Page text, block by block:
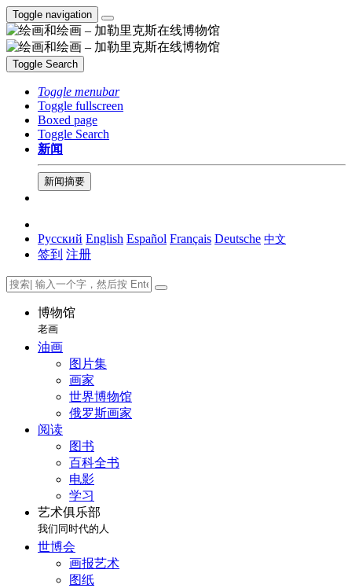
Toggle navigation
Toggle Search
Toggle menubar
Toggle fullscreen
Boxed page
Toggle Search
新闻
新闻摘要
Русский English Español Français Deutsche 中文
签到 注册
博物馆
老画
油画
图片集
画家
世界博物馆
俄罗斯画家
阅读
图书
百科全书
电影
学习
艺术俱乐部
我们同时代的人
世博会
画报艺术
图纸